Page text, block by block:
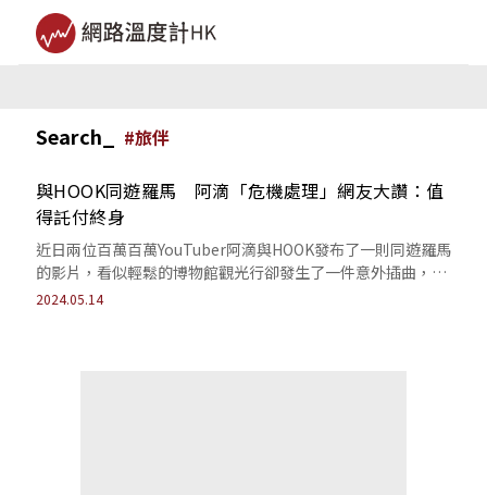
Search_ #旅伴
與HOOK同遊羅馬 阿滴「危機處理」網友大讚：值
得託付終身
近日兩位百萬百萬YouTuber阿滴與HOOK發布了一則同遊羅馬
的影片，看似輕鬆的博物館觀光行卻發生了一件意外插曲，即
使如此阿滴也樂觀解決，讓網...
2024.05.14